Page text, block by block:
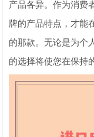
产品各异。作为消费
牌的产品特点，才能
的那款。无论是为个
的选择将使您在保持